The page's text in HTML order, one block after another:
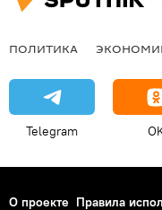
ПОЛИТИКА
Telegram
О проекте Правила